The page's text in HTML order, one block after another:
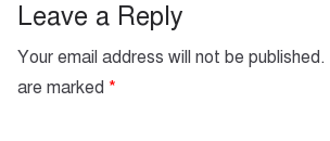
k
Leave a Reply
Your email address will not be published.
are marked *